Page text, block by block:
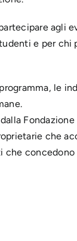
agli
e per chi
le
che
che